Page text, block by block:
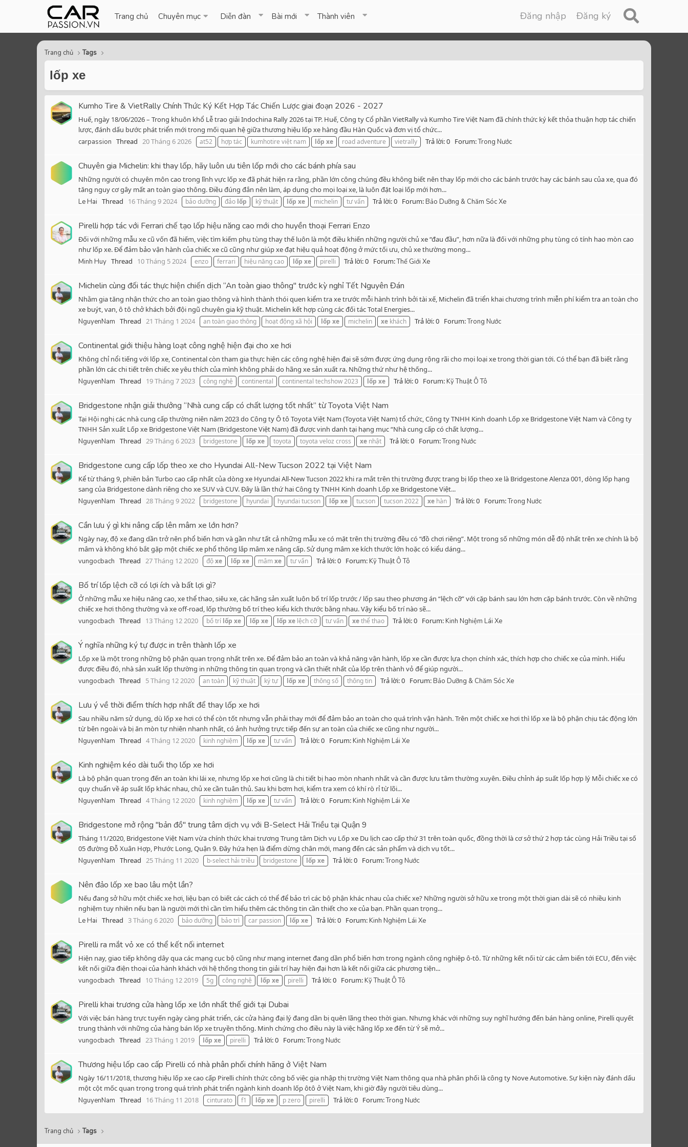
Trang chủ Chuyên mục Diễn đàn Bài mới Thành viên Đăng nhập Đăng ký
Trang chủ Tags
lốp xe
Kumho Tire & VietRally Chính Thức Ký Kết Hợp Tác Chiến Lược giai đoạn 2026 - 2027
Huế, ngày 18/06/2026 – Trong khuôn khổ Lễ trao giải Indochina Rally 2026 tại TP. Huế, Công ty Cổ phần VietRally và Kumho Tire Việt Nam đã chính thức ký kết thỏa thuận hợp tác chiến
lược, đánh dấu bước phát triển mới trong mối quan hệ giữa thương hiệu lốp xe hàng đầu Hàn Quốc và đơn vị tổ chức...
carpassion Thread 20 Tháng 6 2026 at52 hợp tác kumhotire việt nam lốp xe road adventure vietrally Trả lời: 0 Forum:Trong Nước
Chuyên gia Michelin: khi thay lốp, hãy luôn ưu tiên lốp mới cho các bánh phía sau
Những người có chuyên môn cao trong lĩnh vực lốp xe đã phát hiện ra rằng, phần lớn công chúng đều không biết nên thay lốp mới cho các bánh trước hay các bánh sau của xe, qua đó
tăng nguy cơ gây mất an toàn giao thông. Điều đúng đắn nên làm, áp dụng cho mọi loại xe, là luôn đặt loại lốp mới hơn...
Le Hai Thread 16 Tháng 9 2024 bảo dưỡng đảo lốp kỹ thuật lốp xe michelin tư vấn Trả lời: 0 Forum:Bảo Dưỡng & Chăm Sóc Xe
Pirelli hợp tác với Ferrari chế tạo lốp hiệu năng cao mới cho huyền thoại Ferrari Enzo
Đối với những mẫu xe cũ vốn đã hiếm, việc tìm kiếm phụ tùng thay thế luôn là một điều khiến những người chủ xe “đau đầu”, hơn nữa là đối với những phụ tùng có tính hao mòn cao
như lốp xe. Để đảm bảo vận hành của chiếc xe cũ cũng như giúp xe đạt hiệu quả hoạt động ở mức tối ưu, chủ xe thường mong...
Minh Huy Thread 10 Tháng 5 2024 enzo ferrari hiệu năng cao lốp xe pirelli Trả lời: 0 Forum:Thế Giới Xe
Michelin cùng đối tác thực hiện chiến dịch “An toàn giao thông" trước kỳ nghỉ Tết Nguyên Đán
Nhằm gia tăng nhận thức cho an toàn giao thông và hình thành thói quen kiểm tra xe trước mỗi hành trình bởi tài xế, Michelin đã triển khai chương trình miễn phí kiểm tra an toàn cho
xe buýt, van, ô tô chở khách bởi đội ngũ chuyên gia kỹ thuật. Michelin kết hợp cùng các đối tác Total Energies...
NguyenNam Thread 21 Tháng 1 2024 an toàn giao thông hoạt động xã hội lốp xe michelin xe khách Trả lời: 0 Forum:Trong Nước
Continental giới thiệu hàng loạt công nghệ hiện đại cho xe hơi
Không chỉ nổi tiếng với lốp xe, Continental còn tham gia thực hiện các công nghệ hiện đại sẽ sớm được ứng dụng rộng rãi cho mọi loại xe trong thời gian tới. Có thể bạn đã biết rằng
phần lớn các chi tiết trên chiếc xe yêu thích của mình không phải do hãng xe sản xuất ra. Những thứ như hệ thống...
NguyenNam Thread 19 Tháng 7 2023 công nghệ continental continental techshow 2023 lốp xe Trả lời: 0 Forum:Kỹ Thuật Ô Tô
Bridgestone nhận giải thưởng “Nhà cung cấp có chất lượng tốt nhất” từ Toyota Việt Nam
Tại Hội nghị các nhà cung cấp thường niên năm 2023 do Công ty Ô tô Toyota Việt Nam (Toyota Việt Nam) tổ chức, Công ty TNHH Kinh doanh Lốp xe Bridgestone Việt Nam và Công ty
TNHH Sản xuất Lốp xe Bridgestone Việt Nam (Bridgestone Việt Nam) đã được vinh danh tại hạng mục “Nhà cung cấp có chất lượng...
NguyenNam Thread 29 Tháng 6 2023 bridgestone lốp xe toyota toyota veloz cross xe nhật Trả lời: 0 Forum:Trong Nước
Bridgestone cung cấp lốp theo xe cho Hyundai All-New Tucson 2022 tại Việt Nam
Kể từ tháng 9, phiên bản Turbo cao cấp nhất của dòng xe Hyundai All-New Tucson 2022 khi ra mắt trên thị trường được trang bị lốp theo xe là Bridgestone Alenza 001, dòng lốp hạng
sang của Bridgestone dành riêng cho xe SUV và CUV. Đây là lần thứ hai Công ty TNHH Kinh doanh Lốp xe Bridgestone Việt...
NguyenNam Thread 28 Tháng 9 2022 bridgestone hyundai hyundai tucson lốp xe tucson tucson 2022 xe hàn Trả lời: 0 Forum:Trong Nước
Cần lưu ý gì khi nâng cấp lên mâm xe lớn hơn?
Ngày nay, độ xe đang dần trở nên phổ biến hơn và gần như tất cả những mẫu xe có mặt trên thị trường đều có “đồ chơi riêng”. Một trong số những món dễ độ nhất trên xe chính là bộ
mâm và không khó bắt gặp một chiếc xe phổ thông lắp mâm xe nâng cấp. Sử dụng mâm xe kích thước lớn hoặc có kiểu dáng...
vungocbach Thread 27 Tháng 12 2020 độxe lốp xe mâmxe tư vấn Trả lời: 0 Forum:Kỹ Thuật Ô Tô
Bố trí lốp lệch cỡ có lợi ích và bất lợi gì?
Ở những mẫu xe hiệu năng cao, xe thể thao, siêu xe, các hãng sản xuất luôn bố trí lốp trước / lốp sau theo phương án “lệch cỡ” với cặp bánh sau lớn hơn cặp bánh trước. Còn về những
chiếc xe hơi thông thường và xe off-road, lốp thường bố trí theo kiểu kích thước bằng nhau. Vậy kiểu bố trí nào sẽ...
vungocbach Thread 13 Tháng 12 2020 bố trí lốp xe lốp xe lốp xe lệch cỡ tư vấn xethể thao Trả lời: 0 Forum:Kinh Nghiệm Lái Xe
Ý nghĩa những ký tự được in trên thành lốp xe
Lốp xe là một trong những bộ phận quan trọng nhất trên xe. Để đảm bảo an toàn và khả năng vận hành, lốp xe cần được lựa chọn chính xác, thích hợp cho chiếc xe của mình. Hiểu
được điều đó, nhà sản xuất lốp thường in những thông tin quan trọng và cần thiết nhất của lốp trên thành vỏ để giúp người...
vungocbach Thread 5 Tháng 12 2020 an toàn kỹ thuật ký tự lốp xe thông số thông tin Trả lời: 0 Forum:Bảo Dưỡng & Chăm Sóc Xe
Lưu ý về thời điểm thích hợp nhất để thay lốp xe hơi
Sau nhiều năm sử dụng, dù lốp xe hơi có thể còn tốt nhưng vẫn phải thay mới để đảm bảo an toàn cho quá trình vận hành. Trên một chiếc xe hơi thì lốp xe là bộ phận chịu tác động lớn
từ bên ngoài và bị ăn mòn tự nhiên nhanh nhất, có ảnh hưởng trực tiếp đến sự an toàn của chiếc xe cũng như người...
NguyenNam Thread 4 Tháng 12 2020 kinh nghiệm lốp xe tư vấn Trả lời: 0 Forum:Kinh Nghiệm Lái Xe
Kinh nghiệm kéo dài tuổi thọ lốp xe hơi
Là bộ phận quan trọng đến an toàn khi lái xe, nhưng lốp xe hơi cũng là chi tiết bị hao mòn nhanh nhất và cần được lưu tâm thường xuyên. Điều chỉnh áp suất lốp hợp lý Mỗi chiếc xe có
quy chuẩn về áp suất lốp khác nhau, chủ xe cần tuân thủ. Sau khi bơm hơi, kiểm tra xem có khí rò rỉ từ lõi...
NguyenNam Thread 4 Tháng 12 2020 kinh nghiệm lốp xe tư vấn Trả lời: 0 Forum:Kinh Nghiệm Lái Xe
Bridgestone mở rộng "bản đồ" trung tâm dịch vụ với B-Select Hải Triều tại Quận 9
Tháng 11/2020, Bridgestone Việt Nam vừa chính thức khai trương Trung tâm Dịch vụ Lốp xe Du lịch cao cấp thứ 31 trên toàn quốc, đồng thời là cơ sở thứ 2 hợp tác cùng Hải Triều tại số
05 đường Đỗ Xuân Hợp, Phước Long, Quận 9. Đây hứa hẹn là điểm dừng chân mới, mang đến các sản phẩm và dịch vụ tốt...
NguyenNam Thread 25 Tháng 11 2020 b-select hải triều bridgestone lốp xe Trả lời: 0 Forum:Trong Nước
Nên đảo lốp xe bao lâu một lần?
Nếu đang sở hữu một chiếc xe hơi, liệu bạn có biết các cách có thể để bảo trì các bộ phận khác nhau của chiếc xe? Những người sở hữu xe trong một thời gian dài sẽ có nhiều kinh
nghiệm tuy nhiên nếu bạn là người mới thì cần tìm hiểu thêm các thông tin cần thiết cho xe của bạn. Phần quan trọng...
Le Hai Thread 3 Tháng 6 2020 bảo dưỡng bảo trì car passion lốp xe Trả lời: 0 Forum:Kinh Nghiệm Lái Xe
Pirelli ra mắt vỏ xe có thể kết nối internet
Hiện nay, giao tiếp không dây qua các mạng cục bộ cũng như mạng internet đang dần phổ biến hơn trong ngành công nghiệp ô-tô. Từ những kết nối từ các cảm biến tới ECU, đến việc
kết nối giữa điện thoại của hành khách với hệ thống thong tin giải trí hay hiện đại hơn là kết nối giữa các phương tiện...
vungocbach Thread 10 Tháng 12 2019 5g công nghệ lốp xe pirelli Trả lời: 0 Forum:Kỹ Thuật Ô Tô
Pirelli khai trương cửa hàng lốp xe lớn nhất thế giới tại Dubai
Với việc bán hàng trực tuyến ngày càng phát triển, các cửa hàng đại lý đang dần bị quên lãng theo thời gian. Nhưng khác với những suy nghĩ hướng đến bán hàng online, Pirelli quyết
trung thành với những của hàng bán lốp xe truyền thống. Minh chứng cho điều này là việc hãng lốp xe đến từ Ý sẽ mở...
vungocbach Thread 23 Tháng 1 2019 lốp xe pirelli Trả lời: 0 Forum:Trong Nước
Thương hiệu lốp cao cấp Pirelli có nhà phân phối chính hãng ở Việt Nam
Ngày 16/11/2018, thương hiệu lốp xe cao cấp Pirelli chính thức công bố việc gia nhập thị trường Việt Nam thông qua nhà phân phối là công ty Nove Automotive. Sự kiện này đánh dấu
một cột mốc quan trọng trong quá trình phát triển ngành kinh doanh lốp ôtô ở Việt Nam, khi giờ đây người tiêu dùng...
NguyenNam Thread 16 Tháng 11 2018 cinturato f1 lốp xe p zero pirelli Trả lời: 0 Forum:Trong Nước
Trang chủ Tags